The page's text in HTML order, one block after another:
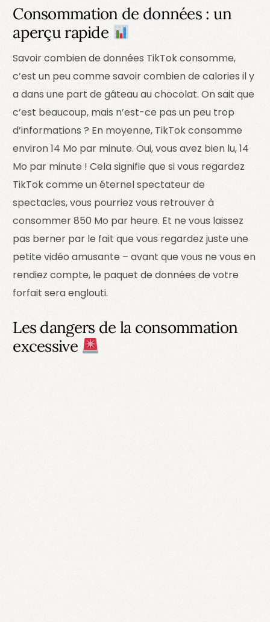
Consommation de données : un
aperçu rapide
Savoir combien de données TikTok consomme,
c’est un peu comme savoir combien de calories il y
a dans une part de gâteau au chocolat. On sait que
c’est beaucoup, mais n’est-ce pas un peu trop
d’informations ? En moyenne, TikTok consomme
environ 14 Mo par minute. Oui, vous avez bien lu, 14
Mo par minute ! Cela signifie que si vous regardez
TikTok comme un éternel spectateur de
spectacles, vous pourriez vous retrouver à
consommer 850 Mo par heure. Et ne vous laissez
pas berner par le fait que vous regardez juste une
petite vidéo amusante – avant que vous ne vous en
rendiez compte, le paquet de données de votre
forfait sera englouti.
Les dangers de la consommation
excessive